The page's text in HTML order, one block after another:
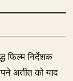
फिल्म निर्देशक
अतीत को याद